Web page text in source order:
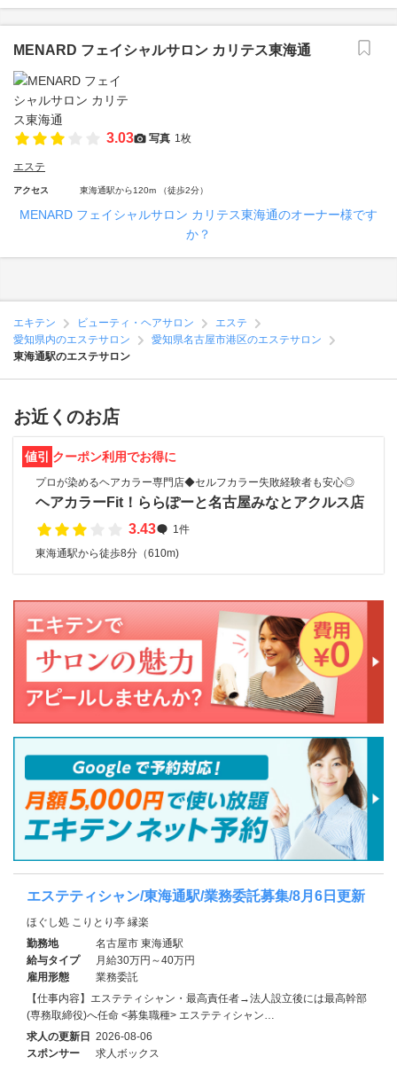
MENARD フェイシャルサロン カリテス東海通
3.03 写真 1枚
エステ
アクセス 東海通駅から120m （徒歩2分）
MENARD フェイシャルサロン カリテス東海通のオーナー様です
か？
エキテン ビューティ・ヘアサロン
エステ
愛知県内のエステサロン
愛知県名古屋市港区のエステサロン
東海通駅のエステサロン
お近くのお店
値引 クーポン利用でお得に
プロが染めるヘアカラー専門店◆セルフカラー失敗経験者も安心◎
ヘアカラーFit！ららぽーと名古屋みなとアクルス店
3.43
1件
東海通駅から徒歩8分（610m)
エステティシャン/東海通駅/業務委託募集/8月6日更新
ほぐし処 こりとり亭 縁楽
勤務地
名古屋市 東海通駅
給与タイプ
月給30万円～40万円
雇用形態
業務委託
【仕事内容】エステティシャン・最高責任者→法人設立後には最高幹部
(専務取締役)へ任命 <募集職種> エステティシャン…
求人の更新日 2026-08-06
スポンサー
求人ボックス